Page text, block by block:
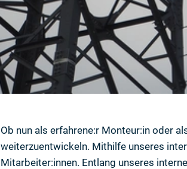
Ob nun als erfahrene:r Monteur:in oder
weiterzuentwickeln. Mithilfe unseres
Mitarbeiter:innen. Entlang unseres